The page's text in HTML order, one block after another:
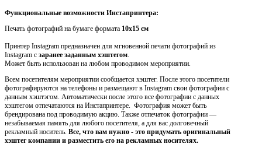
Функциональные возможности Инстапринтера:
Печать фотографий на бумаге формата 10х15 см
Принтер Instagram предназначен для мгновенной печати фотографий из
Instagram с заранее заданным хэштегом.
Может быть использован на любом проводимом мероприятии.
Всем посетителям мероприятии сообщается хэштег. После этого посетители
фотографируются на телефоны и размещают в Instagram свои фотографии с
данным хэштэгом. Автоматически после этого все фотографии с данных
хэштегом отпечатаются на Инстапринтере. Фотография может быть
брендирована под проводимую акцию. Также отпечаток фотографии —
незабываемая память для любого посетителя, а для вас долговечный
рекламный носитель. Все, что вам нужно - это придумать оригинальный
хэштег компании и разместить его на рекламных носителях.